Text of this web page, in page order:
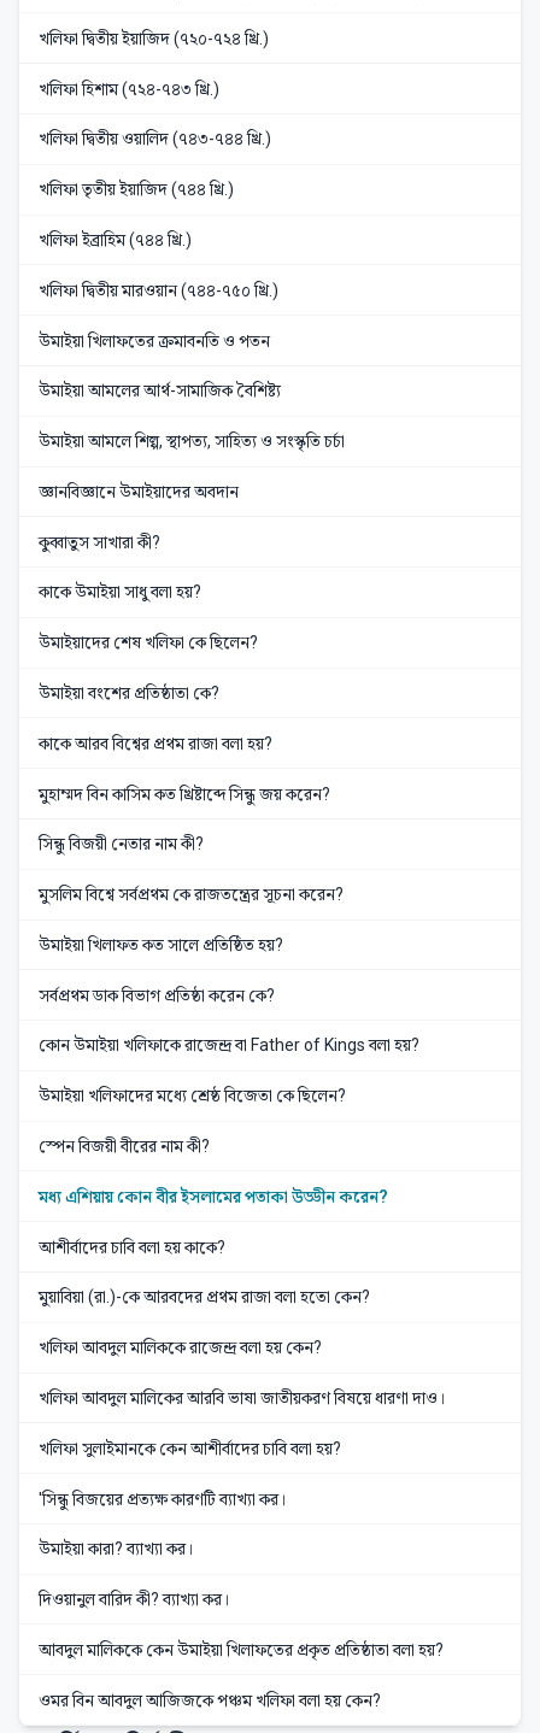
খলিফা দ্বিতীয় ইয়াজিদ (৭২০-৭২৪ খ্রি.)
খলিফা হিশাম (৭২৪-৭৪৩ খ্রি.)
খলিফা দ্বিতীয় ওয়ালিদ (৭৪৩-৭৪৪ খ্রি.)
খলিফা তৃতীয় ইয়াজিদ (৭৪৪ খ্রি.)
খলিফা ইব্রাহিম (৭৪৪ খ্রি.)
খলিফা দ্বিতীয় মারওয়ান (৭৪৪-৭৫০ খ্রি.)
উমাইয়া খিলাফতের ক্রমাবনতি ও পতন
উমাইয়া আমলের আর্থ-সামাজিক বৈশিষ্ট্য
উমাইয়া আমলে শিল্প, স্থাপত্য, সাহিত্য ও সংস্কৃতি চর্চা
জ্ঞানবিজ্ঞানে উমাইয়াদের অবদান
কুব্বাতুস সাখারা কী?
কাকে উমাইয়া সাধু বলা হয়?
উমাইয়াদের শেষ খলিফা কে ছিলেন?
উমাইয়া বংশের প্রতিষ্ঠাতা কে?
কাকে আরব বিশ্বের প্রথম রাজা বলা হয়?
মুহাম্মদ বিন কাসিম কত খ্রিষ্টাব্দে সিন্ধু জয় করেন?
সিন্ধু বিজয়ী নেতার নাম কী?
মুসলিম বিশ্বে সর্বপ্রথম কে রাজতন্ত্রের সূচনা করেন?
উমাইয়া খিলাফত কত সালে প্রতিষ্ঠিত হয়?
সর্বপ্রথম ডাক বিভাগ প্রতিষ্ঠা করেন কে?
কোন উমাইয়া খলিফাকে রাজেন্দ্র বা Father of Kings বলা হয়?
উমাইয়া খলিফাদের মধ্যে শ্রেষ্ঠ বিজেতা কে ছিলেন?
স্পেন বিজয়ী বীরের নাম কী?
মধ্য এশিয়ায় কোন বীর ইসলামের পতাকা উড্ডীন করেন?
আশীর্বাদের চাবি বলা হয় কাকে?
মুয়াবিয়া (রা.)-কে আরবদের প্রথম রাজা বলা হতো কেন?
খলিফা আবদুল মালিককে রাজেন্দ্র বলা হয় কেন?
খলিফা আবদুল মালিকের আরবি ভাষা জাতীয়করণ বিষয়ে ধারণা দাও।
খলিফা সুলাইমানকে কেন আশীর্বাদের চাবি বলা হয়?
'সিন্ধু বিজয়ের প্রত্যক্ষ কারণটি ব্যাখ্যা কর।
উমাইয়া কারা? ব্যাখ্যা কর।
দিওয়ানুল বারিদ কী? ব্যাখ্যা কর।
আবদুল মালিককে কেন উমাইয়া খিলাফতের প্রকৃত প্রতিষ্ঠাতা বলা হয়?
ওমর বিন আবদুল আজিজকে পঞ্চম খলিফা বলা হয় কেন?